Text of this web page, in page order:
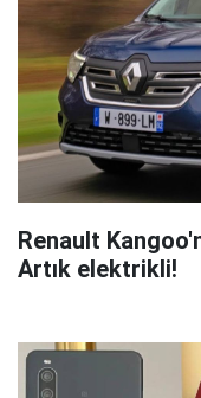
Renault
Artık elektrikli!